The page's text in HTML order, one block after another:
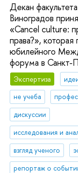
Декан
Виноградов
«Cancel culture:
права?»,
юбилейного
форума в Санкт-
Экспертиза
не учеба
дискуссии
исследования и
взгляд ученого
репортаж о